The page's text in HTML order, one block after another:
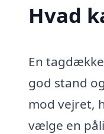
Hvad
En
god stand
mod vejret,
vælge en